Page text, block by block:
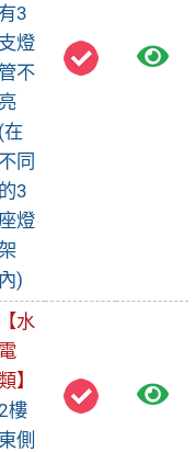
有3
支燈
管不
亮
(在
不同
的3
座燈
內)
檢
【水
電
】
樓
東側
檢